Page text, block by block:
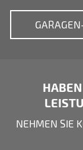
NEHMEN SIE